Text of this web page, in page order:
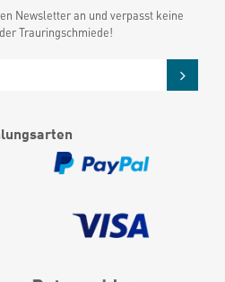
Newsletter an und verpasst keine
Trauringschmiede!